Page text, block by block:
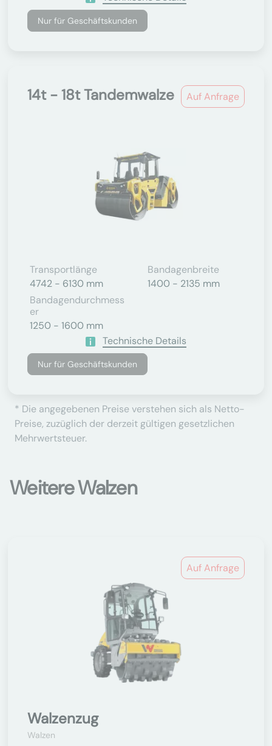
Nur für Geschäftskunden
Auf Anfrage
14t - 18t Tandemwalze
Transportlänge
4742 - 6130 mm
Bandagenbreite
1400 - 2135 mm
Bandagendurchmess
Er
1250 - 1600 mm
Technische Details
Nur für Geschäftskunden
* Die angegebenen Preise verstehen sich als Netto-
Preise, zuzüglich der derzeit gültigen gesetzlichen
Mehrwertsteuer.
Weitere Walzen
Auf Anfrage
Walzenzug
Walzen